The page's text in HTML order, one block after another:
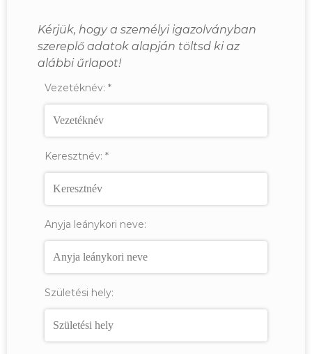
Kérjük, hogy a személyi igazolványban
szereplő adatok alapján töltsd ki az
alábbi űrlapot!
Vezetéknév: *
Keresztnév: *
Anyja leánykori neve:
Születési hely: